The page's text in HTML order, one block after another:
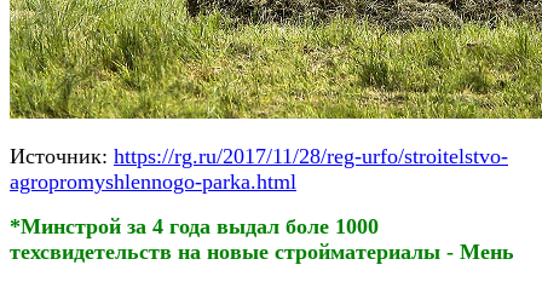
Источник: https://rg.ru/2017/11/28/reg-urfo/stroitelstvo-
agropromyshlennogo-parka.html
*Минстрой за 4 года выдал боле 1000
техсвидетельств на новые стройматериалы - Мень